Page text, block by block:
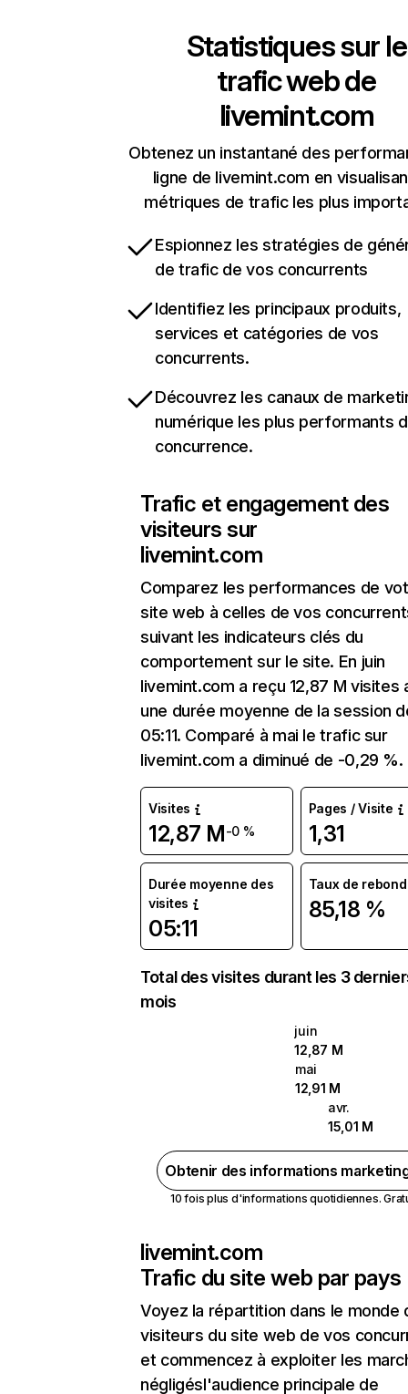
Statistiques sur le
trafic web de
livemint.com
Obtenez un instantané des
ligne de livemint.com en
métriques de trafic les plus
Espionnez les stratégies de
de trafic de vos concurrents
Identifiez les principaux produits,
services et catégories de vos
concurrents.
Découvrez les canaux de
numérique les plus performants
concurrence.
Trafic et engagement des
visiteurs sur
livemint.com
Comparez les performances de
site web à celles de vos
suivant les indicateurs clés du
comportement sur le site. En juin
livemint.com a reçu 12,87 M visites
une durée moyenne de la session
05:11. Comparé à mai le trafic sur
livemint.com a diminué de -0,29 %.
Visites
12,87 M-0 %
Pages / Visite
1,31
Durée moyenne des
visites
05:11
Taux de rebond
85,18 %
Total des visites durant les 3
mois
juin
12,87 M
mai
12,91 M
avr.
15,01 M
Obtenir des informations
10 fois plus d'informations quotidiennes.
livemint.com
Trafic du site web par pays
Voyez la répartition dans le monde
visiteurs du site web de vos
et commencez à exploiter les
négligésl'audience principale de